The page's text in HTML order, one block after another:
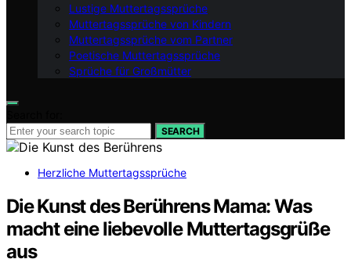
Lustige Muttertagssprüche
Muttertagssprüche von Kindern
Muttertagssprüche vom Partner
Poetische Muttertagssprüche
Sprüche für Großmütter
SEARCH
Herzliche Muttertagssprüche
Die Kunst des Berührens Mama: Was
macht eine liebevolle Muttertagsgrüße
aus